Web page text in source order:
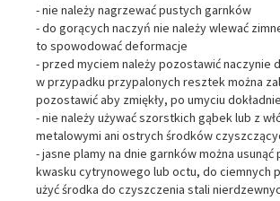
- nie należy nagrzewać pustych garnków
- do gorących naczyń nie należy wlewać
to spowodować deformacje
- przed myciem należy pozostawić naczynie
w przypadku przypalonych resztek można
pozostawić aby zmiękły, po umyciu
- nie należy używać szorstkich gąbek lub z
metalowymi ani ostrych środków
- jasne plamy na dnie garnków można
kwasku cytrynowego lub octu, do ciemnych
użyć środka do czyszczenia stali